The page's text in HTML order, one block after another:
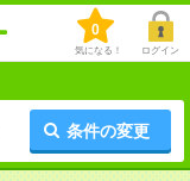
0
気になる！ ログイン
条件の変更